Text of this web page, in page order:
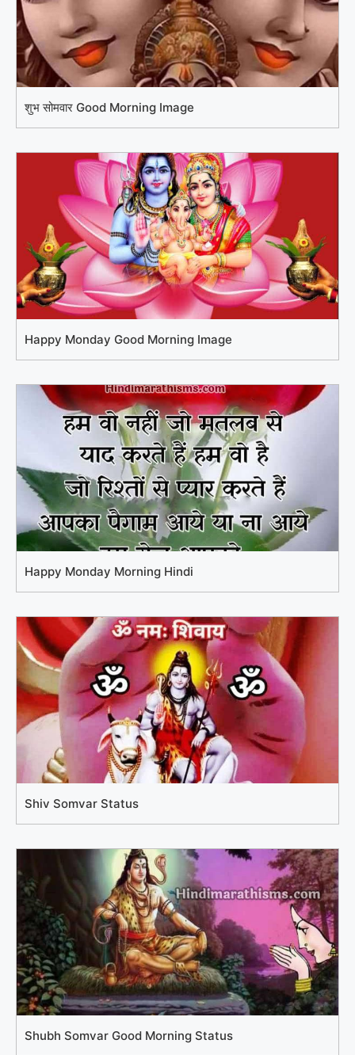
शुभ सोमवार Good Morning Image
Happy Monday Good Morning Image
Happy Monday Morning Hindi
Shiv Somvar Status
Shubh Somvar Good Morning Status